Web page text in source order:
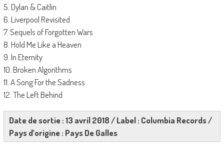
5. Dylan & Caitlin
6. Liverpool Revisited
7. Sequels of Forgotten Wars
8. Hold Me Like a Heaven
9. In Eternity
10. Broken Algorithms
11. A Song For the Sadness
12. The Left Behind
Date de sortie : 13 avril 2018 / Label : Columbia Records /
Pays d’origine : Pays De Galles